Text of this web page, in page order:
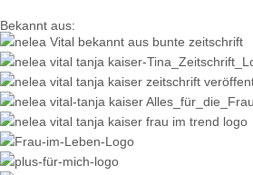
Bekannt aus: